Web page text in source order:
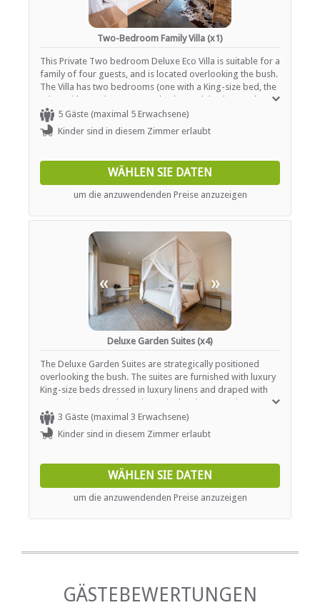
Two-Bedroom Family Villa (x1)
This Private Two bedroom Deluxe Eco Villa is suitable for a
family of four guests, and is located overlooking the bush.
The Villa has two bedrooms (one with a King-size bed, the
other with two three-quarter beds). Both bedrooms have
with en-suite bathrooms with toilet, double washbasin,
shower, bath, outside shower and outside bath. Facilities
include living room, television, air-conditioning, private
closet, private patio, boma and plunge pool. Please note:
5 Gäste (maximal 5 Erwachsene)
Kinder sind in diesem Zimmer erlaubt
WÄHLEN SIE DATEN
um die anzuwendenden Preise anzuzeigen
« »
Deluxe Garden Suites (x4)
The Deluxe Garden Suites are strategically positioned
overlooking the bush. The suites are furnished with luxury
King-size beds dressed in luxury linens and draped with
mosquito nets. Each garden-suite has its own private
patio, en-suite bathroom with outside shower and
covered patio. Facilities include air-conditioning, fans,
safe, mini bar, coffee and tea facilities. Fully solar
3 Gäste (maximal 3 Erwachsene)
Kinder sind in diesem Zimmer erlaubt
WÄHLEN SIE DATEN
um die anzuwendenden Preise anzuzeigen
GÄSTEBEWERTUNGEN